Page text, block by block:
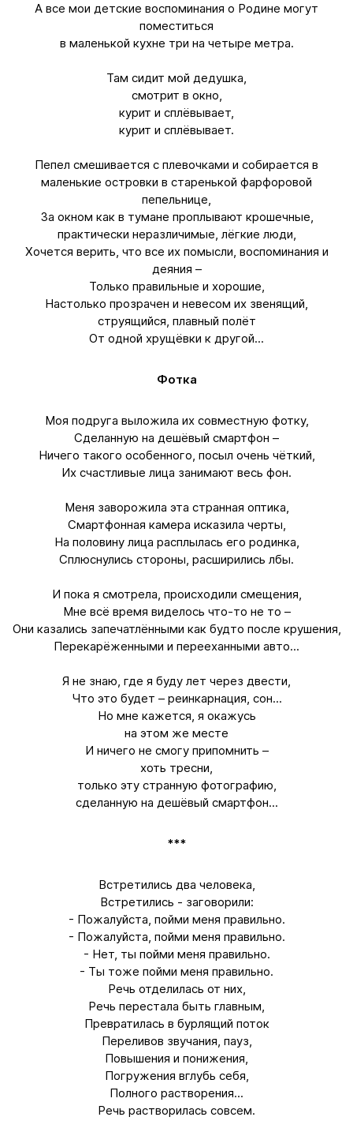
А все мои детские воспоминания о Родине могут
поместиться
в маленькой кухне три на четыре метра.
Там сидит мой дедушка,
смотрит в окно,
курит и сплёвывает,
курит и сплёвывает.
Пепел смешивается с плевочками и собирается в
маленькие островки в старенькой фарфоровой
пепельнице,
За окном как в тумане проплывают крошечные,
практически неразличимые, лёгкие люди,
Хочется верить, что все их помысли, воспоминания и
деяния –
Только правильные и хорошие,
Настолько прозрачен и невесом их звенящий,
струящийся, плавный полёт
От одной хрущёвки к другой...
Фотка
Моя подруга выложила их совместную фотку,
Сделанную на дешёвый смартфон –
Ничего такого особенного, посыл очень чёткий,
Их счастливые лица занимают весь фон.
Меня заворожила эта странная оптика,
Смартфонная камера исказила черты,
На половину лица расплылась его родинка,
Сплюснулись стороны, расширились лбы.
И пока я смотрела, происходили смещения,
Мне всё время виделось что-то не то –
Они казались запечатлёнными как будто после крушения,
Перекарёженными и перееханными авто...
Я не знаю, где я буду лет через двести,
Что это будет – реинкарнация, сон...
Но мне кажется, я окажусь
на этом же месте
И ничего не смогу припомнить –
хоть тресни,
только эту странную фотографию,
сделанную на дешёвый смартфон...
***
Встретились два человека,
Встретились - заговорили:
- Пожалуйста, пойми меня правильно.
- Пожалуйста, пойми меня правильно.
- Нет, ты пойми меня правильно.
- Ты тоже пойми меня правильно.
Речь отделилась от них,
Речь перестала быть главным,
Превратилась в бурлящий поток
Переливов звучания, пауз,
Повышения и понижения,
Погружения вглубь себя,
Полного растворения...
Речь растворилась совсем.